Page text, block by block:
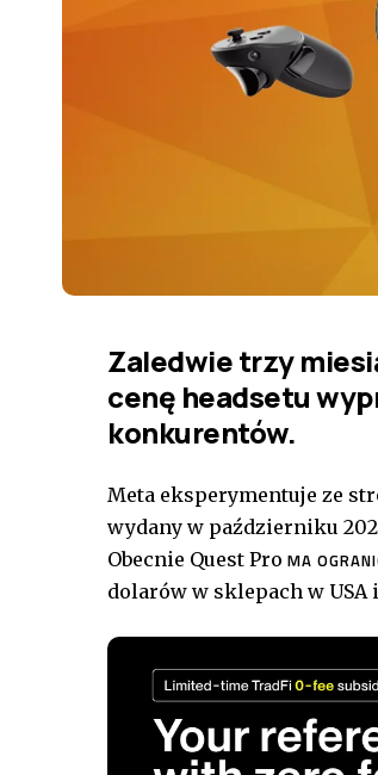
Zaledwie trzy
cenę headsetu
konkurentów.
Meta eksperymentuje ze
wydany w październiku
Obecnie Quest ProMA
dolarów w sklepach w